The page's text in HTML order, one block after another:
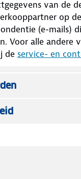
van de
op
(e-mails)
Voor alle andere
de service- en